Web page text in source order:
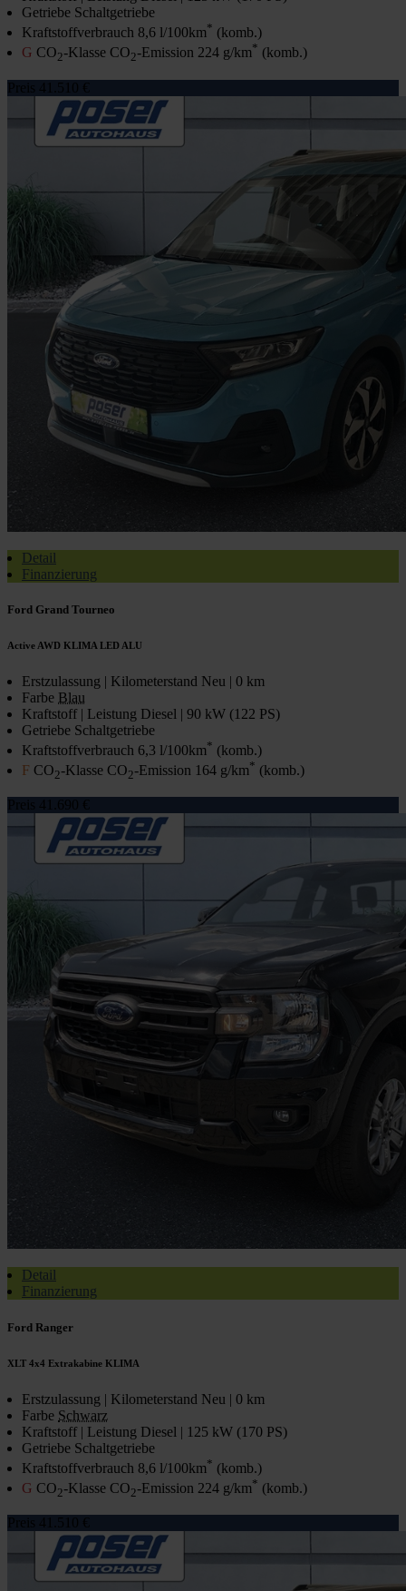
Getriebe Schaltgetriebe
Kraftstoffverbrauch 8,6 l/100km* (komb.)
G CO2-Klasse CO2-Emission 224 g/km* (komb.)
Preis 41.510 €
Detail
Finanzierung
Ford Grand Tourneo
Active AWD KLIMA LED ALU
Erstzulassung | Kilometerstand Neu | 0 km
Farbe Blau
Kraftstoff | Leistung Diesel | 90 kW (122 PS)
Getriebe Schaltgetriebe
Kraftstoffverbrauch 6,3 l/100km* (komb.)
F CO2-Klasse CO2-Emission 164 g/km* (komb.)
Preis 41.690 €
Detail
Finanzierung
Ford Ranger
XLT 4x4 Extrakabine KLIMA
Erstzulassung | Kilometerstand Neu | 0 km
Farbe Schwarz
Kraftstoff | Leistung Diesel | 125 kW (170 PS)
Getriebe Schaltgetriebe
Kraftstoffverbrauch 8,6 l/100km* (komb.)
G CO2-Klasse CO2-Emission 224 g/km* (komb.)
Preis 41.510 €